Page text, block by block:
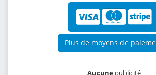
Plus de moyens de
Aucunepublicité